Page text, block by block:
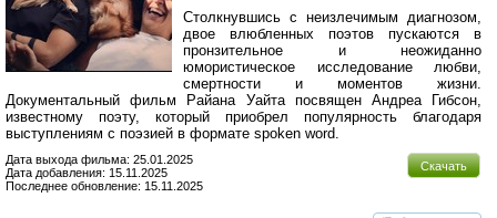
Столкнувшись с неизлечимым диагнозом,
двое влюбленных поэтов пускаются в
пронзительное и неожиданно
юмористическое исследование любви,
смертности и моментов жизни.
Документальный фильм Райана Уайта посвящен Андреа Гибсон,
известному поэту, который приобрел популярность благодаря
выступлениям с поэзией в формате spoken word.
Скачать
Дата выхода фильма: 25.01.2025
Дата добавления: 15.11.2025
Последнее обновление: 15.11.2025